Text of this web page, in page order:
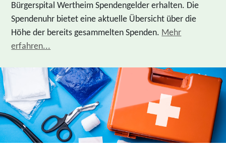
Bürgerspital Wertheim Spendengelder erhalten. Die
Spendenuhr bietet eine aktuelle Übersicht über die
Höhe der bereits gesammelten Spenden. Mehr
erfahren...